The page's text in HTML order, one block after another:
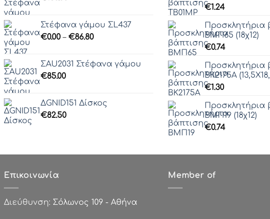
Στέφανα γάμου ΣL437
€0.00 – €86.80Price
through
ΣAU2031 Στέφανα γάμου
€85.00
ΔGNID151 Δίσκος
€82.50
€1.24
Προσκλητήρια
ΒΜΠ65 (18χ12)
€0.74
Προσκλητήρια
ΒΚ2175Α
€1.30
Προσκλητήρια
ΒΜΠ19 (18χ12)
€0.74
Επικοινωνία
Διεύθυνση: Σόλωνος 109 - Αθήνα
Member of